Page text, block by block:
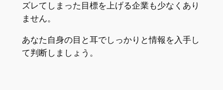
ズレてしまった目標を上げる企業も少なくあり
ません。
あなた自身の目と耳でしっかりと情報を入手し
て判断しましょう。